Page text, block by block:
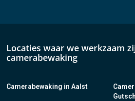
Locaties waar we werkzaam
camerabewaking
Camerabewaking in Aalst